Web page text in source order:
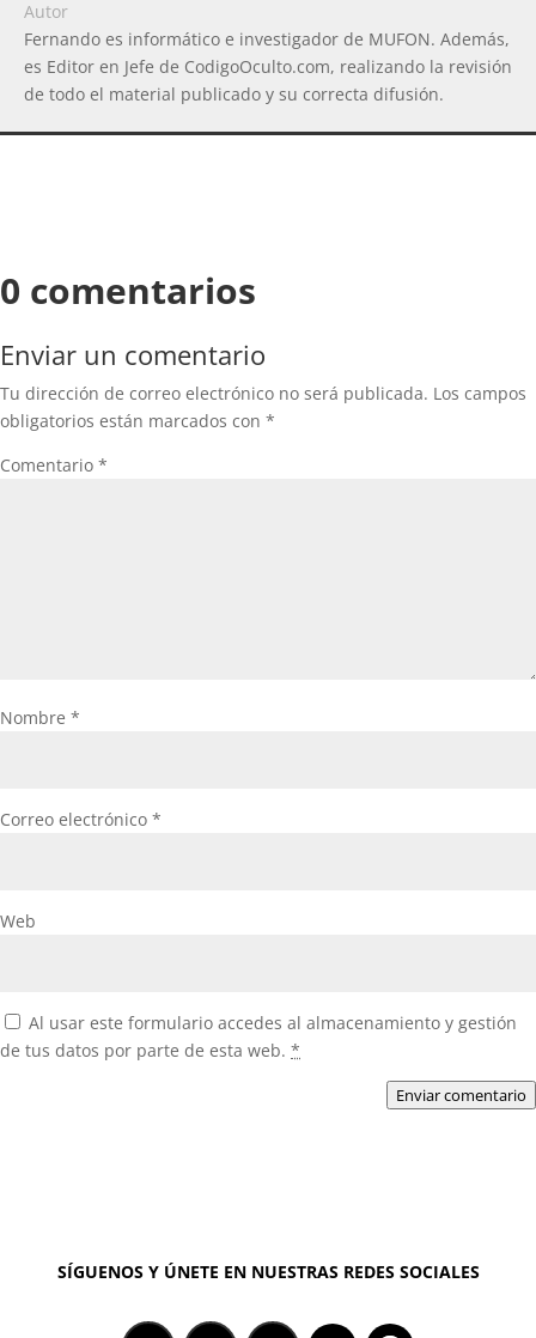
Autor
Fernando es informático e investigador de MUFON. Además,
es Editor en Jefe de CodigoOculto.com, realizando la revisión
de todo el material publicado y su correcta difusión.
0 comentarios
Enviar un comentario
Tu dirección de correo electrónico no será publicada. Los campos
obligatorios están marcados con *
Comentario *
Nombre *
Correo electrónico *
Web
Al usar este formulario accedes al almacenamiento y gestión
de tus datos por parte de esta web. *
Enviar comentario
SÍGUENOS Y ÚNETE EN NUESTRAS REDES SOCIALES